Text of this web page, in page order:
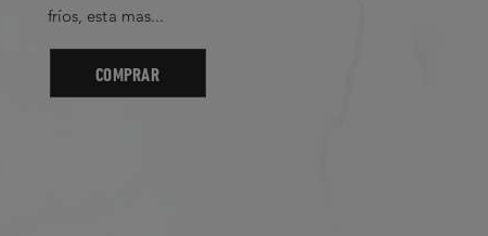
fríos, esta mas...
COMPRAR